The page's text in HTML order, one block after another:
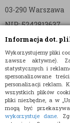
Informacja dot.
Wykorzystujemy pliki
zawsze aktywne).
statystycznych i
spersonalizowane
personalizacji reklam.
wszystkich plików
pliki niezbędne, a w
mogą być
wykorzystuje dane.
03-290 Warszawa
NIP: 5242813637
REGON: 365874905
Nr konta (mBank):
36 1140 2004 0000